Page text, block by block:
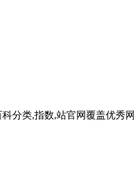
分类,指数,站官网覆盖优秀